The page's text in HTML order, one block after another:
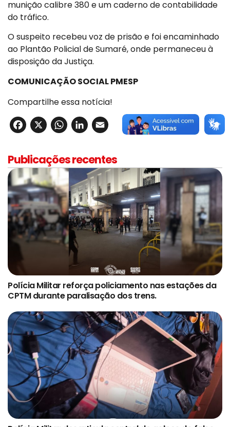
munição calibre 380 e um caderno de contabilidade
do tráfico.
O suspeito recebeu voz de prisão e foi encaminhado
ao Plantão Policial de Sumaré, onde permaneceu à
disposição da Justiça.
COMUNICAÇÃO SOCIAL PMESP
Compartilhe essa notícia!
Facebook
X WhatsApp
LinkedIn
Email
Publicações recentes
Polícia Militar reforça policiamento nas estações da
CPTM durante paralisação dos trens.